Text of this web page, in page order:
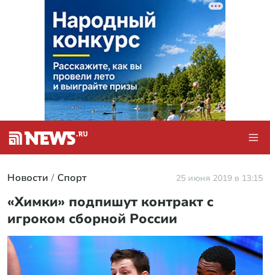
Новости Спорт 25 июня 2019 в 13:15
«Химки» подпишут контракт с
игроком сборной России